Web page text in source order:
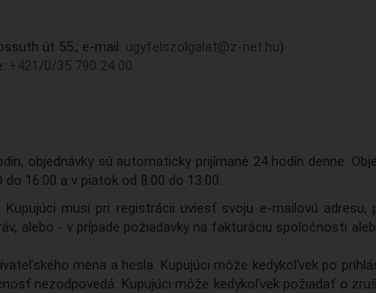
út 55., e-mail: ugyfelszolgalat@z-net.hu)
+421/0/35 790 24 00
objednávky sú automaticky prijímané 24 hodín denne.
16:00 a v piatok od 8:00 do 13:00.
musí pri registrácii uviesť svoju e-mailovú adresu,
alebo - v prípade požiadavky na fakturáciu spoločnosti
mena a hesla. Kupujúci môže kedykoľvek po
nezodpovedá. Kupujúci môže kedykoľvek požiadať o